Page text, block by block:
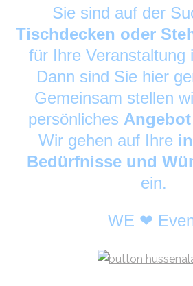
Sie sind auf der
Tischdecken oder
für Ihre Veranstaltung
Dann sind Sie hier
Gemeinsam stellen
persönliches Angebot
Wir gehen auf Ihre
Bedürfnisse und
ein.
WE ❤